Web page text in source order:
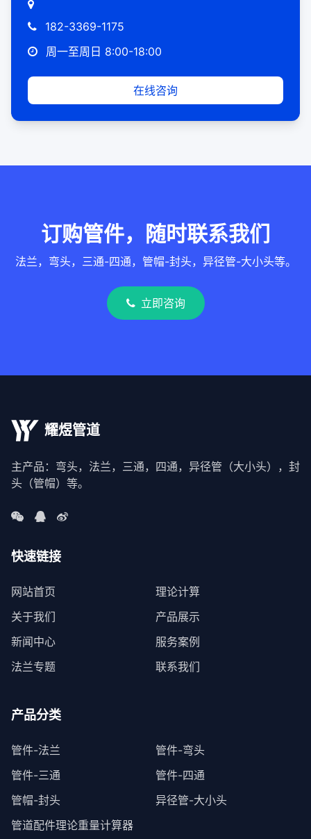
182-3369-1175
周一至周日 8:00-18:00
在线咨询
订购管件，随时联系我们
法兰，弯头，三通-四通，管帽-封头，异径管-大小头等。
立即咨询
耀煜管道
主产品：弯头，法兰，三通，四通，异径管（大小头），封
头（管帽）等。
快速链接
网站首页
理论计算
关于我们
产品展示
新闻中心
服务案例
法兰专题
联系我们
产品分类
管件-法兰
管件-弯头
管件-三通
管件-四通
管帽-封头
异径管-大小头
管道配件理论重量计算器